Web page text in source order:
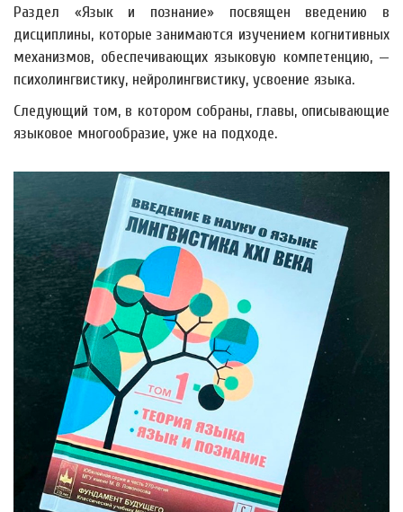
Раздел «Язык и познание» посвящен введению в
дисциплины, которые занимаются изучением когнитивных
механизмов, обеспечивающих языковую компетенцию, —
психолингвистику, нейролингвистику, усвоение языка.
Следующий том, в котором собраны, главы, описывающие
языковое многообразие, уже на подходе.